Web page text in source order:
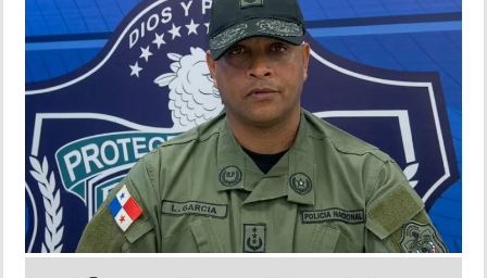
DEPORTES
MUNDO
INSÓLITAS
MULTIMEDIA